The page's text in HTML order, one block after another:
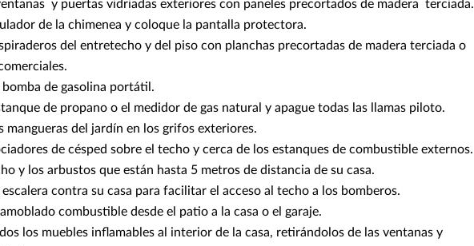
y puertas vidriadas exteriores con paneles precortados de madera terciada.
de la chimenea y coloque la pantalla protectora.
del entretecho y del piso con planchas precortadas de madera terciada o
bomba de gasolina portátil.
de propano o el medidor de gas natural y apague todas las llamas piloto.
mangueras del jardín en los grifos exteriores.
de césped sobre el techo y cerca de los estanques de combustible externos.
y los arbustos que están hasta 5 metros de distancia de su casa.
escalera contra su casa para facilitar el acceso al techo a los bomberos.
combustible desde el patio a la casa o el garaje.
los muebles inflamables al interior de la casa, retirándolos de las ventanas y